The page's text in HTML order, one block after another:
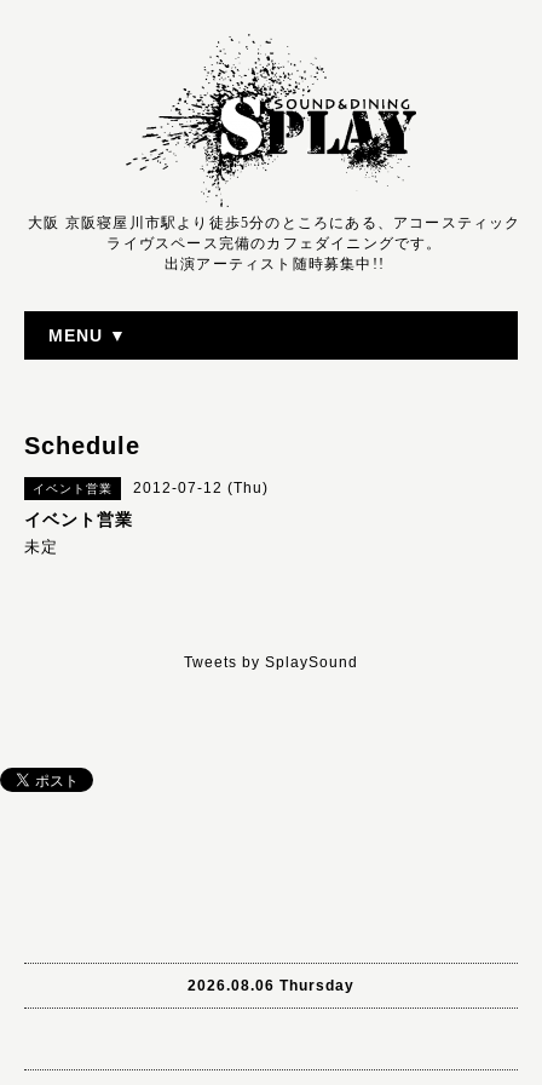
大阪 京阪寝屋川市駅より徒歩5分のところにある、アコースティック
ライヴスペース完備のカフェダイニングです。
出演アーティスト随時募集中!!
MENU ▼
Schedule
イベント営業 2012-07-12 (Thu)
イベント営業
未定
Tweets by SplaySound
2026.08.06 Thursday